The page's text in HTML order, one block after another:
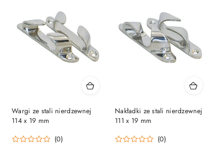
Wargi ze stali nierdzewnej
114 x 19 mm
(0)
Nakładki ze stali nierdzewnej
111 x 19 mm
(0)